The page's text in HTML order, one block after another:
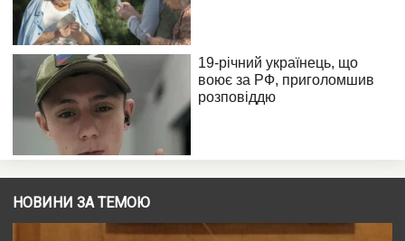
НОВИНИ ЗА ТЕМОЮ